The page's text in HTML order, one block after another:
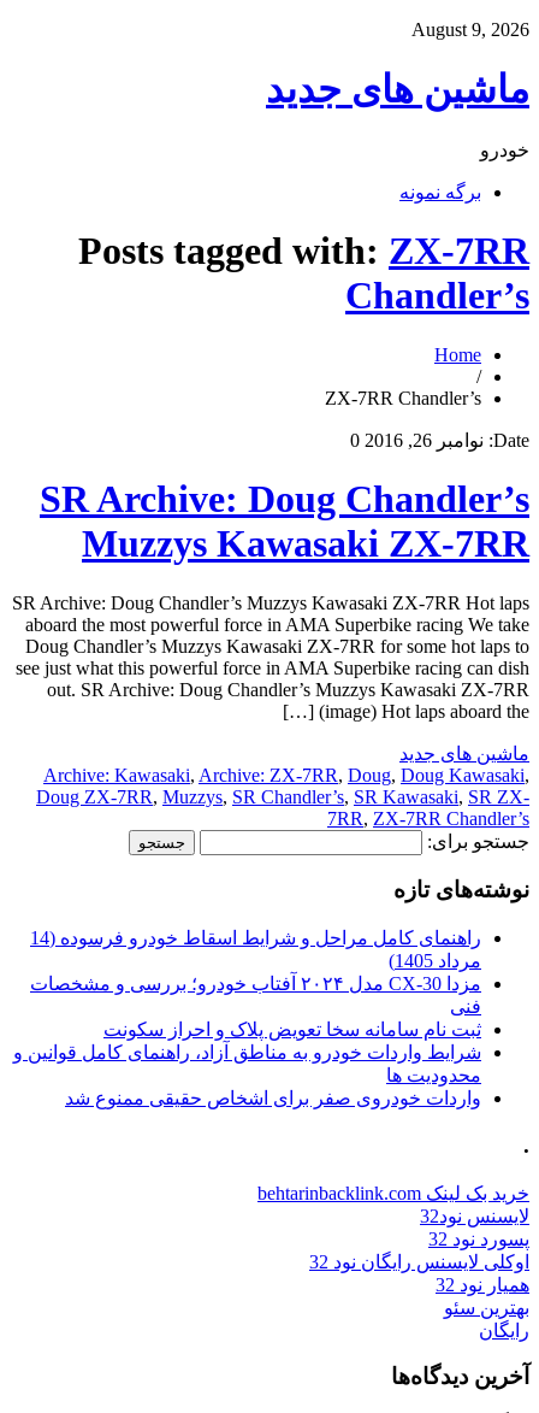
August 9, 2026
ماشین های جدید
خودرو
برگه نمونه
Posts tagged with: ZX-7RR
Chandler’s
Home
/
ZX-7RR Chandler’s
Date: نوامبر 26, 2016 0
SR Archive: Doug Chandler’s
Muzzys Kawasaki ZX-7RR
SR Archive: Doug Chandler’s Muzzys Kawasaki ZX-7RR Hot laps
aboard the most powerful force in AMA Superbike racing We take
Doug Chandler’s Muzzys Kawasaki ZX-7RR for some hot laps to
see just what this powerful force in AMA Superbike racing can dish
out. SR Archive: Doug Chandler’s Muzzys Kawasaki ZX-7RR
(image) Hot laps aboard the […]
ماشین های جدید
Archive: Kawasaki, Archive: ZX-7RR, Doug, Doug Kawasaki,
Doug ZX-7RR, Muzzys, SR Chandler’s, SR Kawasaki, SR ZX-
7RR, ZX-7RR Chandler’s
جستجو برای:
نوشته‌های تازه
راهنمای کامل مراحل و شرایط اسقاط خودرو فرسوده (14
مرداد 1405)
مزدا CX-30 مدل ۲۰۲۴ آفتاب خودرو؛ بررسی و مشخصات
فنی
ثبت نام سامانه سخا تعویض پلاک و احراز سکونت
شرایط واردات خودرو به مناطق آزاد، راهنمای کامل قوانین و
محدودیت ها
واردات خودروی صفر برای اشخاص حقیقی ممنوع شد
.
خرید بک لینک behtarinbacklink.com
لایسنس نود32
پسورد نود 32
اوکلی لایسنس رایگان نود 32
همیار نود 32
بهترین سئو
رایگان
آخرین دیدگاه‌ها